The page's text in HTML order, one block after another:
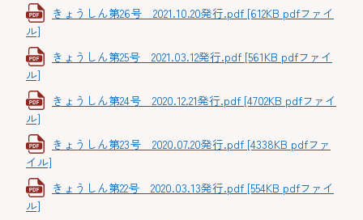
きょうしん第26号 2021.10.20発行.pdf [612KB pdfファイ
ル]
きょうしん第25号 2021.03.12発行.pdf [561KB pdfファイ
ル]
きょうしん第24号 2020.12.21発行.pdf [4702KB pdfファイ
ル]
きょうしん第23号 2020.07.20発行.pdf [4338KB pdfファ
イル]
きょうしん第22号 2020.03.13発行.pdf [554KB pdfファイ
ル]